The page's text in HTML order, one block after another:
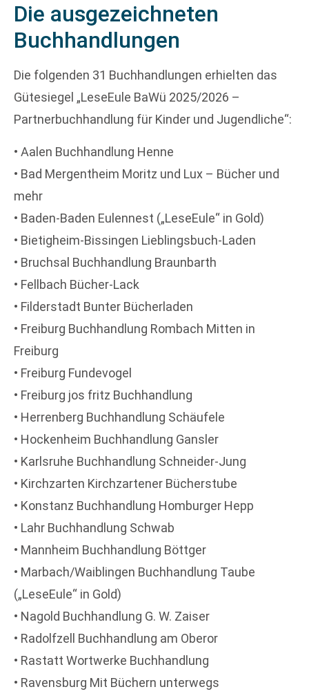
Die ausgezeichneten
Buchhandlungen
Die folgenden 31 Buchhandlungen erhielten das
Gütesiegel „LeseEule BaWü 2025/2026 –
Partnerbuchhandlung für Kinder und Jugendliche“:
• Aalen Buchhandlung Henne
• Bad Mergentheim Moritz und Lux – Bücher und
mehr
• Baden-Baden Eulennest („LeseEule“ in Gold)
• Bietigheim-Bissingen Lieblingsbuch-Laden
• Bruchsal Buchhandlung Braunbarth
• Fellbach Bücher-Lack
• Filderstadt Bunter Bücherladen
• Freiburg Buchhandlung Rombach Mitten in
Freiburg
• Freiburg Fundevogel
• Freiburg jos fritz Buchhandlung
• Herrenberg Buchhandlung Schäufele
• Hockenheim Buchhandlung Gansler
• Karlsruhe Buchhandlung Schneider-Jung
• Kirchzarten Kirchzartener Bücherstube
• Konstanz Buchhandlung Homburger Hepp
• Lahr Buchhandlung Schwab
• Mannheim Buchhandlung Böttger
• Marbach/Waiblingen Buchhandlung Taube
(„LeseEule“ in Gold)
• Nagold Buchhandlung G. W. Zaiser
• Radolfzell Buchhandlung am Oberor
• Rastatt Wortwerke Buchhandlung
• Ravensburg Mit Büchern unterwegs